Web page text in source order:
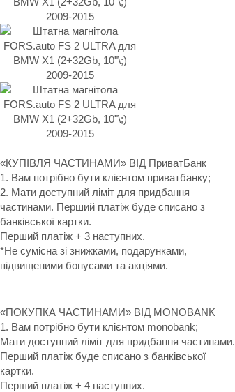
«КУПІВЛЯ ЧАСТИНАМИ» ВІД ПриватБанк
1. Вам потрібно бути клієнтом приватбанку;
2. Мати доступний ліміт для придбання
частинами. Перший платіж буде списано з
банківської картки.
Перший платіж + 3 наступних.
*Не сумісна зі знижками, подарунками,
підвищеними бонусами та акціями.
«ПОКУПКА ЧАСТИНАМИ» ВІД MONOBANK
1. Вам потрібно бути клієнтом monobank;
Мати доступний ліміт для придбання частинами.
Перший платіж буде списано з банківської
картки.
Перший платіж + 4 наступних.